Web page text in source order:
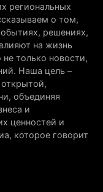
не
дня
региональных
о том,
решениях,
на жизнь
только новости,
Наша цель –
объединяя
и
ценностей и
которое говорит